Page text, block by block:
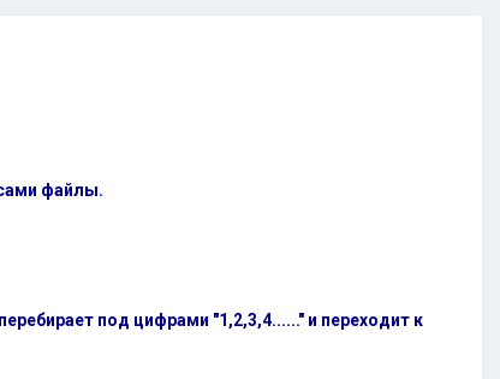
файлы.
под цифрами "1,2,3,4......" и переходит к